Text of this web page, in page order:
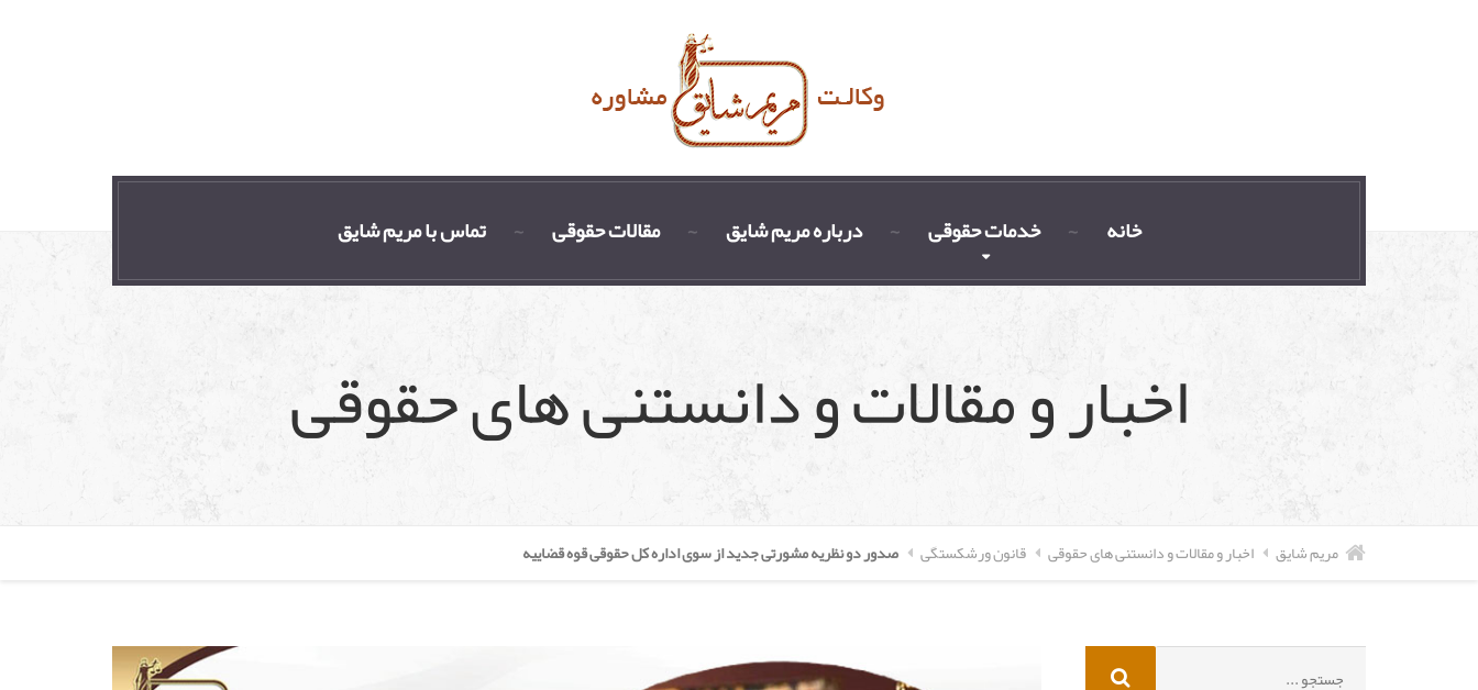
خانه خدمات حقوقی درباره مریم شایق مقالات حقوقی تماس با مریم شایق
اخبار و مقالات و دانستنی های حقوقی
مریم شایق اخبار و مقالات و دانستنی های حقوقی قانون ورشکستگی صدور دو نظریه مشورتی جدید از سوی اداره کل حقوقی قوه قضاییه
برای: